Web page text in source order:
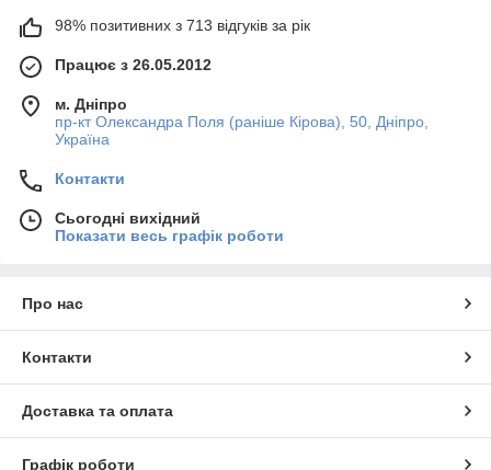
98% позитивних з 713 відгуків за рік
Працює з 26.05.2012
м. Дніпро
пр-кт Олександра Поля (раніше Кірова), 50, Дніпро,
Україна
Контакти
Сьогодні вихідний
Показати весь графік роботи
Про нас
Контакти
Доставка та оплата
Графік роботи